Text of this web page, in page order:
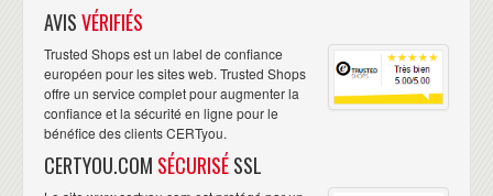
AVISVÉRIFIÉS
Trusted Shops est un label de confiance
européen pour les sites web. Trusted Shops
offre un service complet pour augmenter la
confiance et la sécurité en ligne pour le
bénéfice des clients CERTyou.
CERTYOU.COM SÉCURISÉSSL